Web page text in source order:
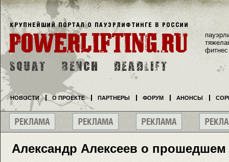
Александр Алексеев о прошедшем
фитнес
НОВОСТИ О ПРОЕКТЕ ПАРТНЕРЫ ФОРУМ АНОНСЫ